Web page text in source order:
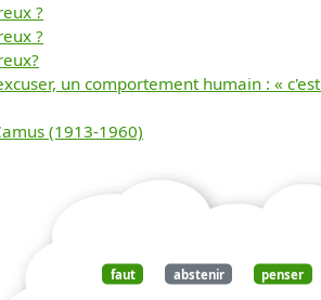
?
?
un comportement humain : «
(1913-1960)
faut abstenir penser